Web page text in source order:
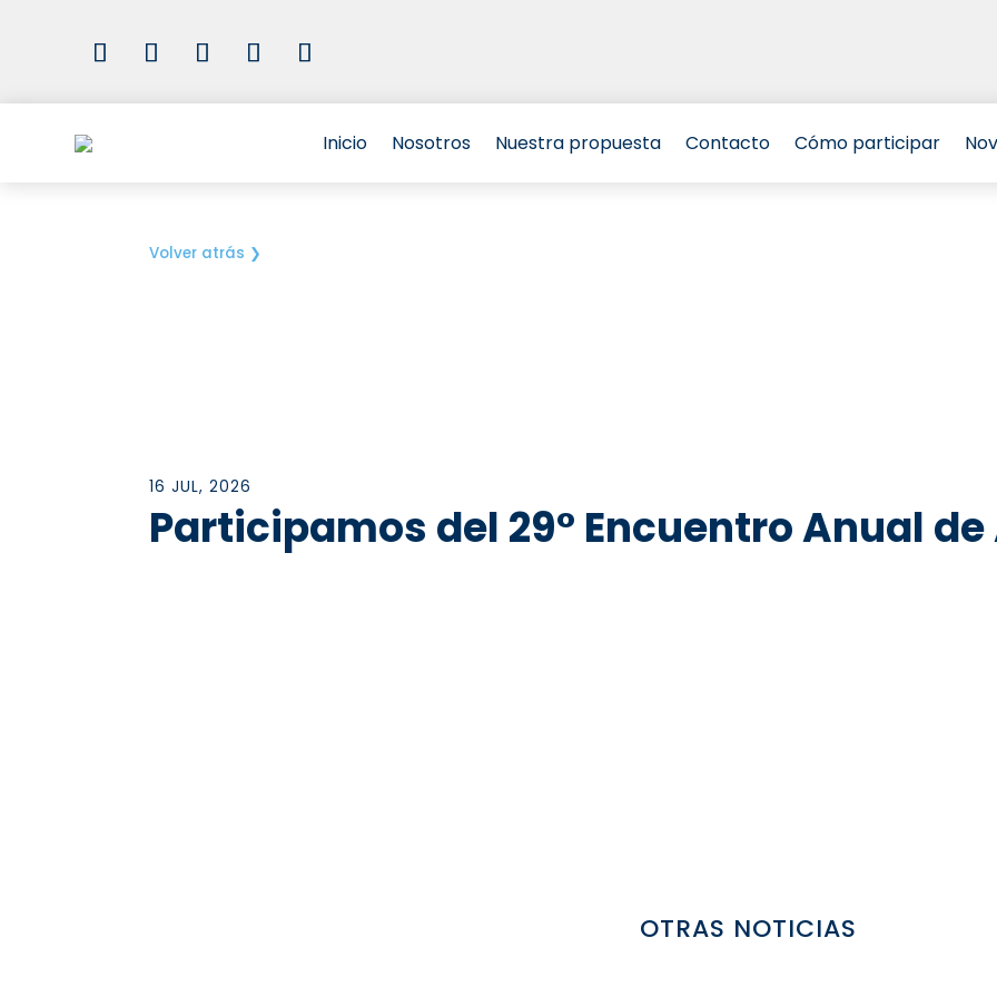
Inicio Nosotros Nuestra propuesta Contacto Cómo participar
Volver atrás ❯
16 JUL, 2026
Participamos del 29° Encuentro Anual de
OTRAS NOTICIAS